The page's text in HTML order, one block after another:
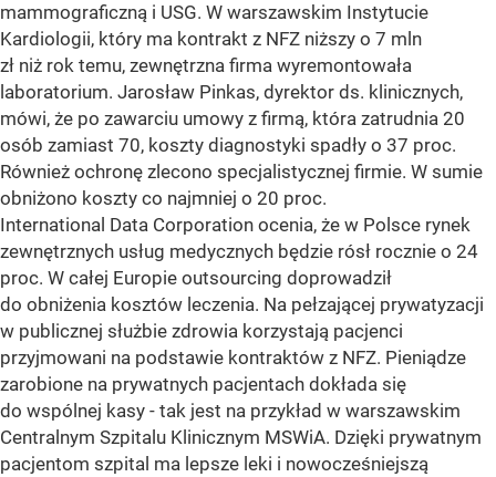
mammograficzną i USG. W warszawskim Instytucie
Kardiologii, który ma kontrakt z NFZ niższy o 7 mln
zł niż rok temu, zewnętrzna firma wyremontowała
laboratorium. Jarosław Pinkas, dyrektor ds. klinicznych,
mówi, że po zawarciu umowy z firmą, która zatrudnia 20
osób zamiast 70, koszty diagnostyki spadły o 37 proc.
Również ochronę zlecono specjalistycznej firmie. W sumie
obniżono koszty co najmniej o 20 proc.
International Data Corporation ocenia, że w Polsce rynek
zewnętrznych usług medycznych będzie rósł rocznie o 24
proc. W całej Europie outsourcing doprowadził
do obniżenia kosztów leczenia. Na pełzającej prywatyzacji
w publicznej służbie zdrowia korzystają pacjenci
przyjmowani na podstawie kontraktów z NFZ. Pieniądze
zarobione na prywatnych pacjentach dokłada się
do wspólnej kasy - tak jest na przykład w warszawskim
Centralnym Szpitalu Klinicznym MSWiA. Dzięki prywatnym
pacjentom szpital ma lepsze leki i nowocześniejszą